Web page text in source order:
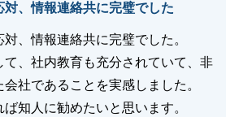
対、情報連絡共に完璧でした
、情報連絡共に完璧でした。
て、社内教育も充分されていて、非
社であることを実感しました。
知人に勧めたいと思います。